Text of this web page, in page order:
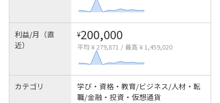
利益/月（直
近）
¥200,000
平均 ¥ 279,871 / 最高 ¥ 1,459,020
カテゴリ
学び・資格・教育/ビジネス/人材・転
職/金融・投資・仮想通貨